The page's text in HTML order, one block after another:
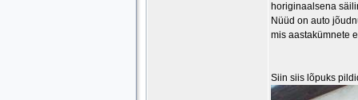
horiginaalsena
Nüüd on auto
mis aastakümnete
Siin siis lõpuks